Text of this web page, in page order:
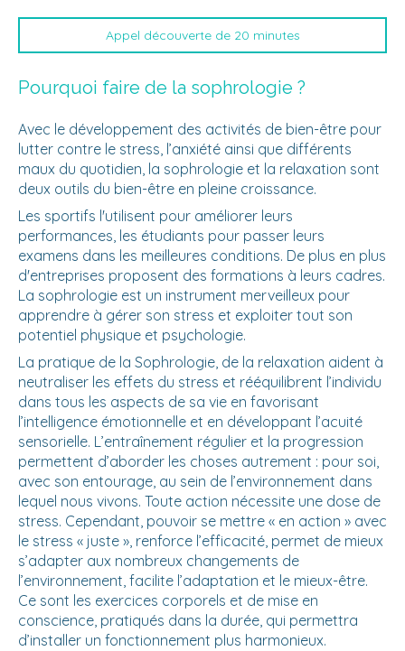
Appel découverte de 20 minutes
Pourquoi faire de la sophrologie ?
Avec le développement des activités de bien-être pour
lutter contre le stress, l’anxiété ainsi que différents
maux du quotidien, la sophrologie et la relaxation sont
deux outils du bien-être en pleine croissance.
Les sportifs l'utilisent pour améliorer leurs
performances, les étudiants pour passer leurs
examens dans les meilleures conditions. De plus en plus
d'entreprises proposent des formations à leurs cadres.
La sophrologie est un instrument merveilleux pour
apprendre à gérer son stress et exploiter tout son
potentiel physique et psychologie.
La pratique de la Sophrologie, de la relaxation aident à
neutraliser les effets du stress et rééquilibrent l’individu
dans tous les aspects de sa vie en favorisant
l’intelligence émotionnelle et en développant l’acuité
sensorielle. L’entraînement régulier et la progression
permettent d’aborder les choses autrement : pour soi,
avec son entourage, au sein de l’environnement dans
lequel nous vivons. Toute action nécessite une dose de
stress. Cependant, pouvoir se mettre « en action » avec
le stress « juste », renforce l’efficacité, permet de mieux
s’adapter aux nombreux changements de
l’environnement, facilite l’adaptation et le mieux-être.
Ce sont les exercices corporels et de mise en
conscience, pratiqués dans la durée, qui permettra
d’installer un fonctionnement plus harmonieux.